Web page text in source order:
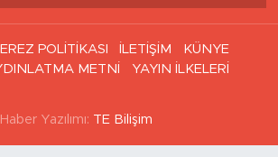
POLİTİKASI İLETİŞİM
KÜNYE
METNİ
YAYIN İLKELERİ
Haber Yazılımı: TE Bilişim